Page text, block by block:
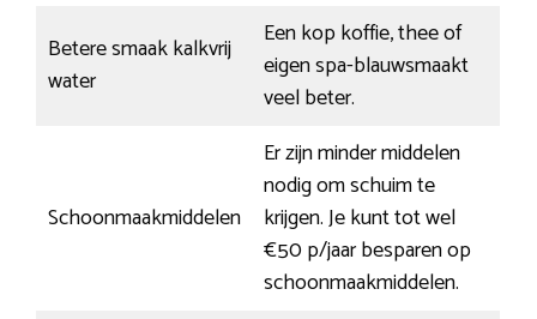
Betere smaak kalkvrij
water
Een kop koffie, thee of
eigen spa-blauwsmaakt
veel beter.
Schoonmaakmiddelen
Er zijn minder middelen
nodig om schuim te
krijgen. Je kunt tot wel
€50 p/jaar besparen op
schoonmaakmiddelen.